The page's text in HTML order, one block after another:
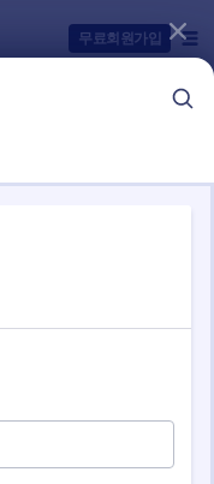
무료회원가입